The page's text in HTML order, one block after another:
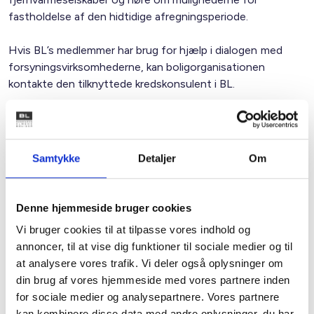
Samtykke Detaljer Om
Denne hjemmeside bruger cookies
Vi bruger cookies til at tilpasse vores indhold og
annoncer, til at vise dig funktioner til sociale medier og til
at analysere vores trafik. Vi deler også oplysninger om
din brug af vores hjemmeside med vores partnere inden
for sociale medier og analysepartnere. Vores partnere
fastholdelse af den hidtidige afregningsperiode.
Hvis BL’s medlemmer har brug for hjælp i dialogen med
forsyningsvirksomhederne, kan boligorganisationen
kontakte den tilknyttede kredskonsulent i BL.
Med venlig hilsen
Kontakt
Bent Madsen
Adm. direktør
Tlf: 28 88 18 77
Mail: bma@bl.dk